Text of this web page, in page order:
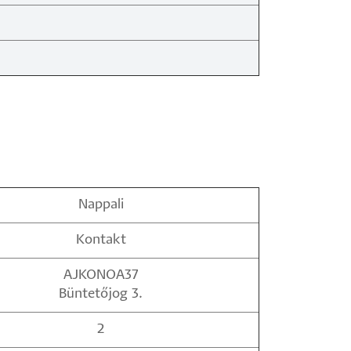
Nappali
Kontakt
AJKONOA37
Büntetőjog 3.
2